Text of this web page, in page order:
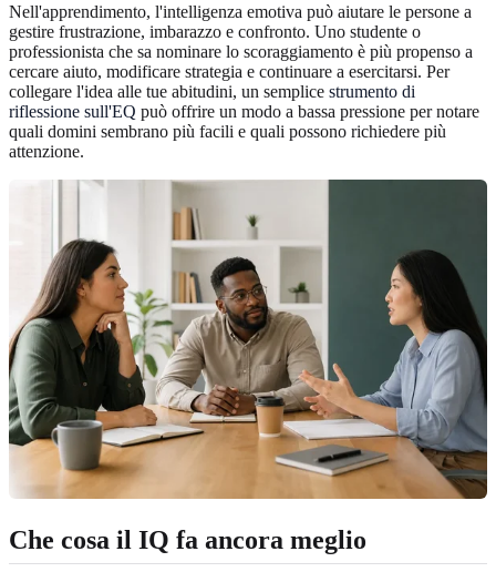
Nell'apprendimento, l'intelligenza emotiva può aiutare le persone a
gestire frustrazione, imbarazzo e confronto. Uno studente o
professionista che sa nominare lo scoraggiamento è più propenso a
cercare aiuto, modificare strategia e continuare a esercitarsi. Per
collegare l'idea alle tue abitudini, un semplice strumento di
riflessione sull'EQ può offrire un modo a bassa pressione per notare
quali domini sembrano più facili e quali possono richiedere più
attenzione.
Che cosa il IQ fa ancora meglio